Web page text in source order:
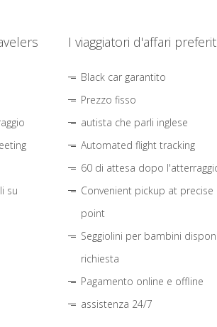
su
I viaggiatori d'affari
Black car garantito
Prezzo fisso
autista che parli inglese
Automated flight tracking
60 di attesa dopo
Convenient pickup at precise
point
Seggiolini per bambini
richiesta
Pagamento online e offline
assistenza 24/7